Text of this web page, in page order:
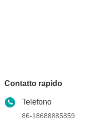
Contatto rapido
Telefono
86-18688885859